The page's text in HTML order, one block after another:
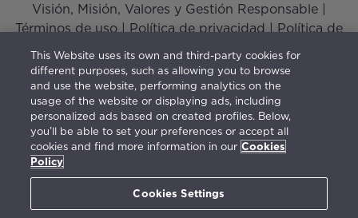
Visión, Misión, Valores y Gestión Responsable
Términos de uso
Política de privacidad
Política de
El mobiliario indica una posible distribución y no está
incluido en la venta. La información facilitada con este
contenido es orientativa y de carácter general estando
This Website uses its own and third-party cookies for
different purposes, such as allowing you to browse
and use the website, performing analytics on the
usage of the website or displaying ads, including
personalized ads based on created profiles. Below,
you’ll be able to set your preferences or accept all
cookies and find more information in our Cookies
Policy
Cookies Settings